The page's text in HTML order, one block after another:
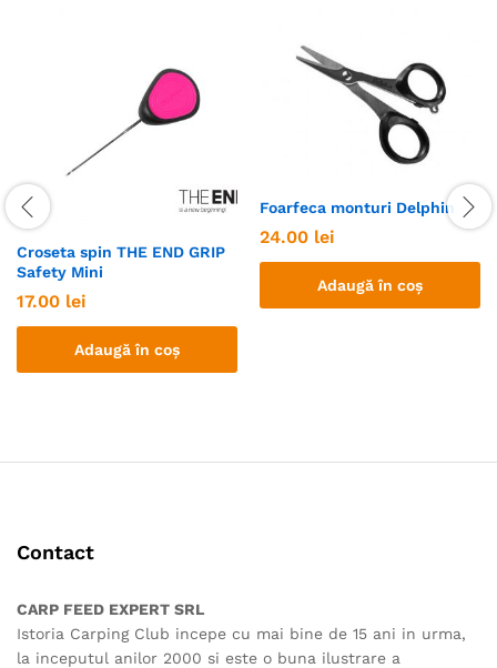
Croseta spin THE END GRIP
Safety Mini
17.00 lei
Adaugă în coș
Foarfeca monturi Delphin
24.00 lei
Adaugă în coș
Contact
CARP FEED EXPERT SRL
Istoria Carping Club incepe cu mai bine de 15 ani in urma,
la inceputul anilor 2000 si este o buna ilustrare a